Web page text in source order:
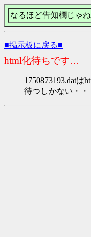
なるほど告知欄じゃ
■掲示板に戻る■
html化待ちです…
1750873193.datは
待つしかない・・